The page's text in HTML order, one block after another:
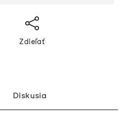
Zdieľať
Diskusia